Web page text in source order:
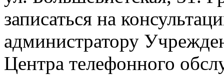
записаться на
администратору
Центра телефонного